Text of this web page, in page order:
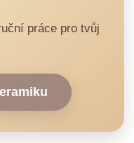
práce pro tvůj